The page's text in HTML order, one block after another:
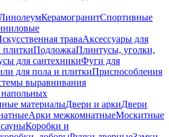
КерамогранитСпортивные
траваАксессуары для
ПодложкаПлинтусы, уголки,
для сантехникиФуги для
для пола и плиткиПриспособления
выравнивания
напольных
материалыДвери и аркиДвери
Арки межкомнатныеМоскитные
Коробки и